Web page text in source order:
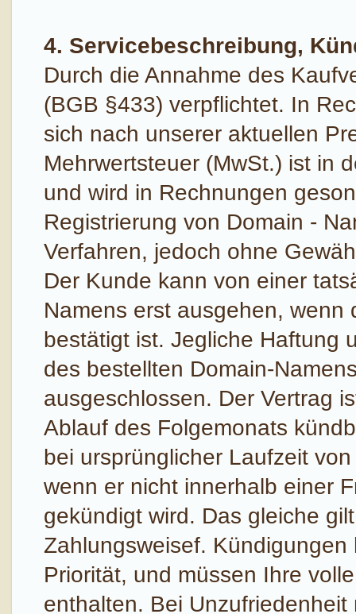
4. Servicebeschreibung,
Durch die Annahme des
(BGB §433) verpflichtet. In
sich nach unserer aktuellen
Mehrwertsteuer (MwSt.) ist in
und wird in Rechnungen
Registrierung von Domain -
Verfahren, jedoch ohne
Der Kunde kann von einer
Namens erst ausgehen,
bestätigt ist. Jegliche Haftung
des bestellten Domain-
ausgeschlossen. Der Vertrag
Ablauf des Folgemonats
bei ursprünglicher Laufzeit
wenn er nicht innerhalb einer
gekündigt wird. Das gleiche
Zahlungsweisef.
Priorität, und müssen Ihre
enthalten. Bei